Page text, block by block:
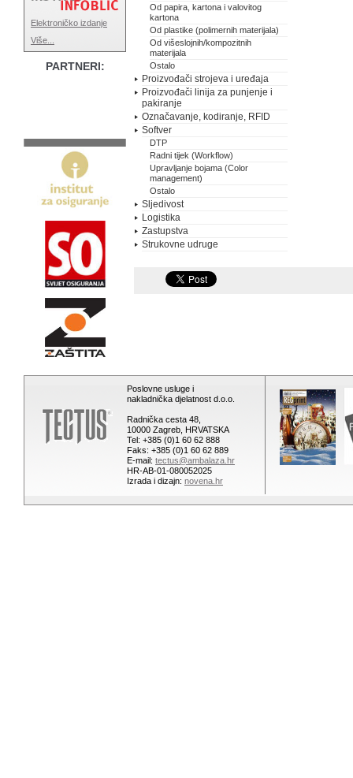
Od papira, kartona i valovitog
kartona
Od plastike (polimernih materijala)
Od višeslojnih/kompozitnih
materijala
Ostalo
Proizvođači strojeva i uređaja
Proizvođači linija za punjenje i
pakiranje
Označavanje, kodiranje, RFID
Softver
DTP
Radni tijek (Workflow)
Upravljanje bojama (Color
management)
Ostalo
Sljedivost
Logistika
Zastupstva
Strukovne udruge
Elektroničko izdanje
Više...
PARTNERI:
Poslovne usluge i
nakladnička djelatnost d.o.o.
Radnička cesta 48,
10000 Zagreb, HRVATSKA
Tel: +385 (0)1 60 62 888
Faks: +385 (0)1 60 62 889
E-mail: tectus@ambalaza.hr
HR-AB-01-080052025
Izrada i dizajn: novena.hr